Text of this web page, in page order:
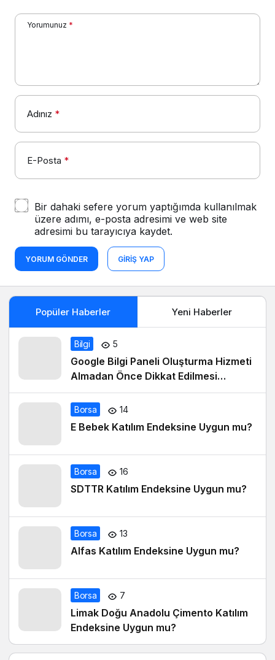
Yorumunuz *
Adınız *
E-Posta *
Bir dahaki sefere yorum yaptığımda kullanılmak
üzere adımı, e-posta adresimi ve web site
adresimi bu tarayıcıya kaydet.
YORUM GÖNDER GIRIŞ YAP
Popüler Haberler Yeni Haberler
Bilgi 5
Google Bilgi Paneli Oluşturma Hizmeti
Almadan Önce Dikkat Edilmesi
Gerekenler
Borsa 14
E Bebek Katılım Endeksine Uygun mu?
Borsa 16
SDTTR Katılım Endeksine Uygun mu?
Borsa 13
Alfas Katılım Endeksine Uygun mu?
Borsa 7
Limak Doğu Anadolu Çimento Katılım
Endeksine Uygun mu?